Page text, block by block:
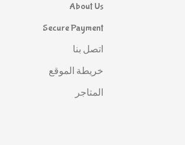
About Us
Secure Payment
اتصل بنا
خريطة الموقع
المتاجر